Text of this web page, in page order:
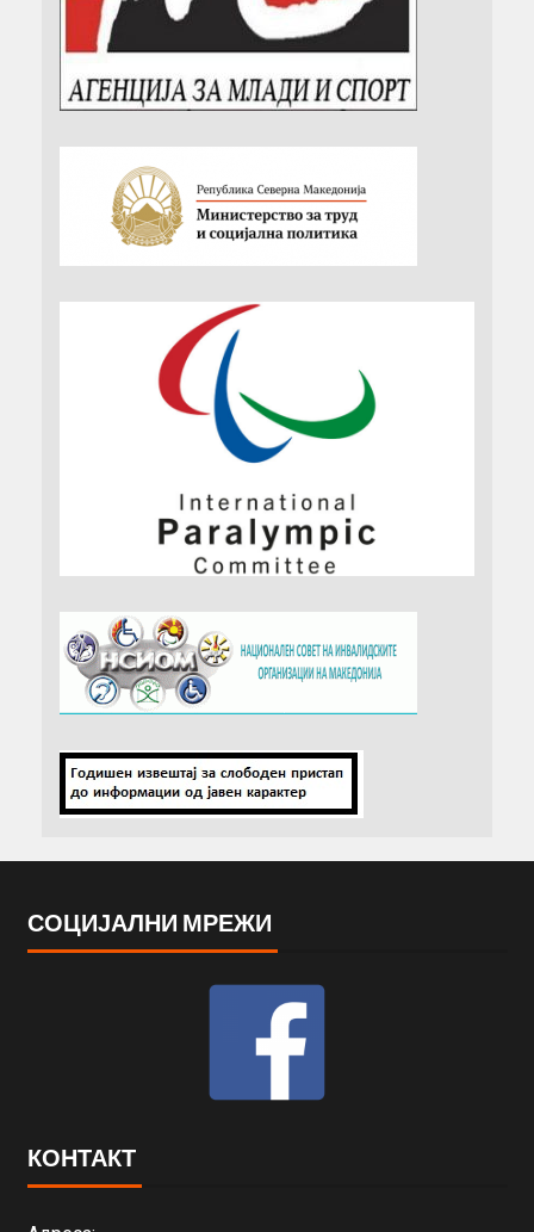
СОЦИЈАЛНИ МРЕЖИ
КОНТАКТ